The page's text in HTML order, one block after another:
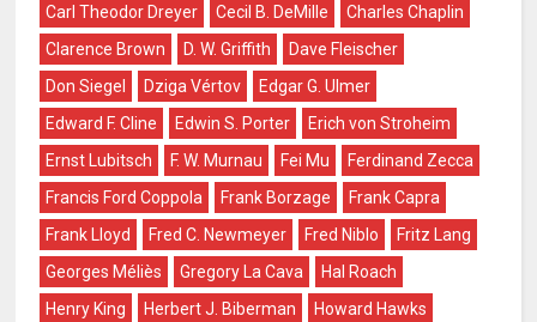
Carl Theodor Dreyer
Cecil B. DeMille
Charles Chaplin
Clarence Brown
D. W. Griffith
Dave Fleischer
Don Siegel
Dziga Vértov
Edgar G. Ulmer
Edward F. Cline
Edwin S. Porter
Erich von Stroheim
Ernst Lubitsch
F. W. Murnau Fei Mu
Ferdinand Zecca
Francis Ford Coppola
Frank Borzage
Frank Capra
Frank Lloyd
Fred C. Newmeyer Fred Niblo
Fritz Lang
Georges Méliès
Gregory La Cava
Hal Roach
Henry King
Herbert J. Biberman
Howard Hawks